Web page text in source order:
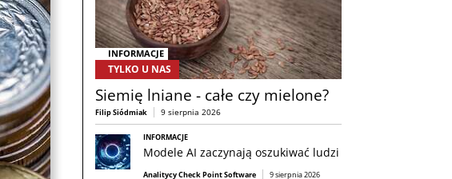
INFORMACJE
TYLKO U NAS
Siemię lniane - całe czy mielone?
Filip Siódmiak 9 sierpnia 2026
INFORMACJE
Modele AI zaczynają oszukiwać ludzi
Analitycy Check Point Software 9 sierpnia 2026